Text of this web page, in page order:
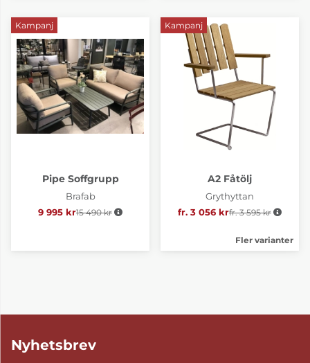
Kampanj
Pipe Soffgrupp
Brafab
9 995 kr Ordinarie pris:
15 490 kr
Kampanj
A2 Fåtölj
Grythyttan
fr. 3 056 krOrdinarie pris:
fr. 3 595 kr
Fler varianter
Nyhetsbrev